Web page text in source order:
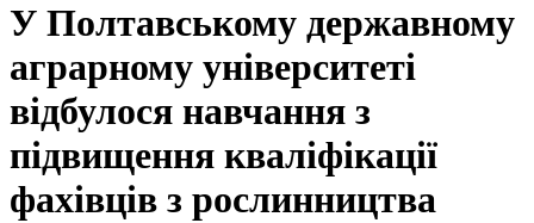
У Полтавському державному
аграрному університеті
відбулося навчання з
підвищення кваліфікації
фахівців з рослинництва